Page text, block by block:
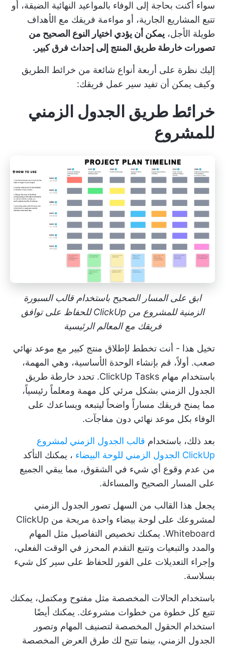
سواء أكنت بحاجة إلى الوفاء بالمواعيد النهائية الضيقة، أو
تتبع المشاريع الجارية، أو مواءمة فريقك مع الأهداف
طويلة الأجل، يمكن أن يؤدي اختيار النوع الصحيح من
تصورات خارطة طريق المنتج إلى إحداث فرق كبير.
إليك نظرة على أربعة أنواع شائعة من خرائط الطريق
وكيف يمكن أن تفيد سير عمل فريقك:
خرائط طريق الجدول الزمني
للمشروع
ابق على المسار الصحيح باستخدام قالب السبورة
الزمنية للمشروع من ClickUp للحفاظ على توافق
فريقك مع المعالم الرئيسية
تخيل هذا - أنت تخطط لإطلاق منتج كبير مع موعد نهائي
صعب. أولاً، قم بإنشاء الوحدة الأساسية، وهي المهمة،
باستخدام مهام ClickUp Tasks. تحدد خارطة طريق
الجدول الزمني بشكل مرئي كل مهمة ومعلماً رئيسياً،
مما يمنح فريقك مساراً واضحاً ليتبعه ويساعدك على
الوفاء بكل موعد نهائي دون مفاجآت.
بعد ذلك، باستخدام قالب الجدول الزمني لمشروع
ClickUp الجدول الزمني للوحة البيضاء
، يمكنك التأكد
من عدم وقوع أي شيء في الشقوق، مما يبقي الجميع
على المسار الصحيح والمساءلة.
يجعل هذا القالب من السهل تصور الجدول الزمني
لمشروعك على لوحة بيضاء واحدة مريحة من ClickUp
Whiteboard. يمكنك تخصيص التفاصيل مثل المهام
والمدد والتبعيات وتتبع التقدم المحرز في الوقت الفعلي،
وإجراء التعديلات على الفور للحفاظ على سير كل شيء
بسلاسة.
باستخدام الحالات المخصصة مثل مفتوح ومكتمل، يمكنك
تتبع كل خطوة من خطوات مشروعك. يمكنك أيضًا
استخدام الحقول المخصصة لتصنيف المهام وتصور
الجدول الزمني، بينما تتيح لك طرق العرض المخصصة